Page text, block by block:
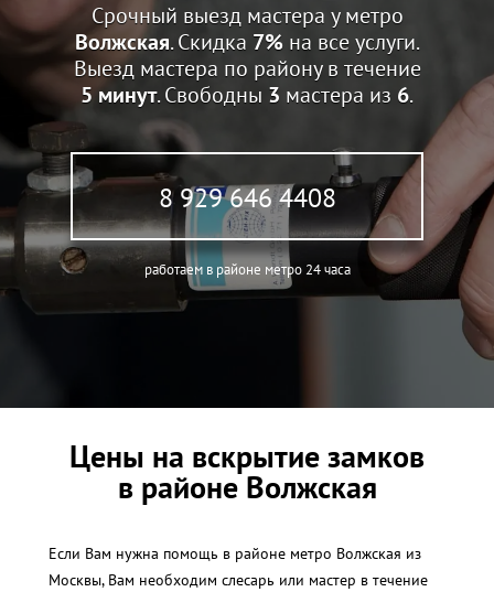
Срочный выезд мастера у метро
Волжская. Скидка 7%на все услуги.
Выезд мастера по району в течение
5 минут. Свободны 3 мастера из 6.
8 929 646 4408
работаем в районе метро 24 часа
Цены на вскрытие замков
в районе Волжская
Если Вам нужна помощь в районе метро Волжская из
Москвы, Вам необходим слесарь или мастер в течение